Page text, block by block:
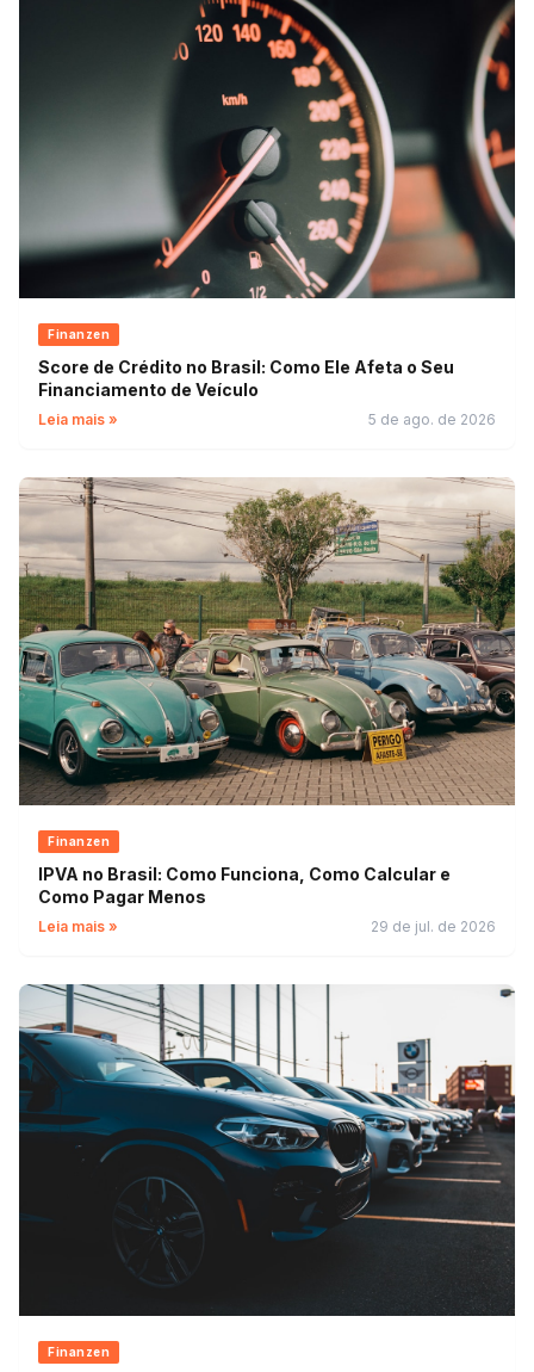
Finanzen
Score de Crédito no Brasil: Como Ele Afeta o Seu
Financiamento de Veículo
Leia mais » 5 de ago. de 2026
Finanzen
IPVA no Brasil: Como Funciona, Como Calcular e
Como Pagar Menos
Leia mais » 29 de jul. de 2026
Finanzen